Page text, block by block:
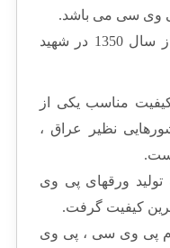
پی وی سی می باشد.
گروه صنعتی و بازرگانی شفیق از سال 1350 در شهید
مناسب یکی از
نظیر عراق ،
به تولید ورقهای پی وی
کیفیت گرفت.
پی وی سی ، پی وی